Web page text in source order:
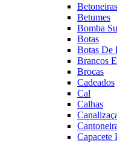
Betoneiras
Betumes
Bomba
Botas
Botas De
Brancos
Brocas
Cadeados
Cal
Calhas
Capacete